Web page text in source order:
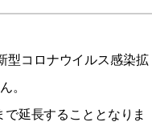
型コロナウイルス感染拡
。
延長することとなりま